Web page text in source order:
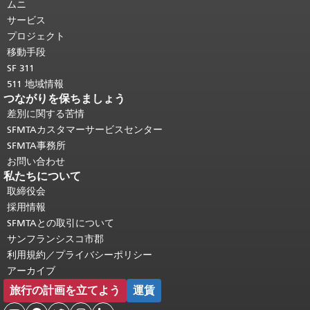
ジの残りの部分はすべてのページで繰
り返されます。
頭に戻る。
ムニ
サービス
プロジェクト
移動手段
SF 311
511 地域情報
つながりを保ちましょう
差別に関する苦情
SFMTAカスタマーサービスセンター
SFMTA事務所
お問い合わせ
私たちについて
取締役会
採用情報
SFMTAとの取引について
サンフランシスコ市郡
利用規約／プライバシーポリシー
アーカイブ
旅行の計画を立てよう 運賃